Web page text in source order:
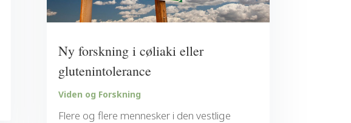
Ny forskning i cøliaki eller
glutenintolerance
Viden og Forskning
Flere og flere mennesker i den vestlige